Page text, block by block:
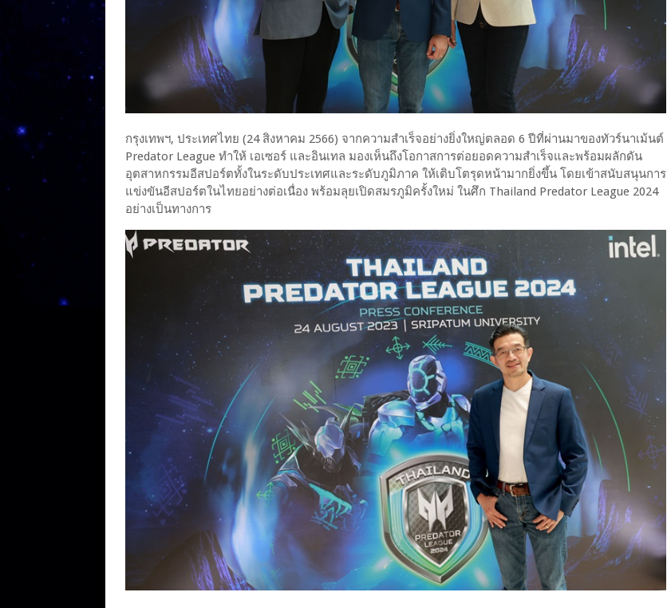
กรุงเทพฯ, ประเทศไทย (24 สิงหาคม 2566) จากความสำเร็จอย่างยิ่งใหญ่ตลอด 6 ปีที่ผ่านมาของทัวร์นาเม้นต์
Predator League ทำให้ เอเซอร์ และอินเทล มองเห็นถึงโอกาสการต่อยอดความสำเร็จและพร้อมผลักดัน
อุตสาหกรรมอีสปอร์ตทั้งในระดับประเทศและระดับภูมิภาค ให้เติบโตรุดหน้ามากยิ่งขึ้น โดยเข้าสนับสนุนการ
แข่งขันอีสปอร์ตในไทยอย่างต่อเนื่อง พร้อมลุยเปิดสมรภูมิครั้งใหม่ ในศึก Thailand Predator League 2024
อย่างเป็นทางการ